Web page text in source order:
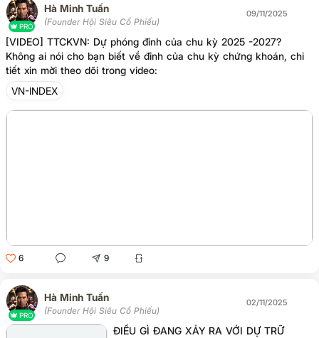
PRO
Hà Minh Tuấn
(Founder Hội Siêu Cổ Phiếu)
09/11/2025
[VIDEO] TTCKVN: Dự phóng đỉnh của chu kỳ 2025 -2027?
Không ai nói cho bạn biết về đỉnh của chu kỳ chứng khoán, chi
tiết xin mời theo dõi trong video:
VN-INDEX
6 9
PRO
Hà Minh Tuấn
(Founder Hội Siêu Cổ Phiếu)
02/11/2025
ĐIỀU GÌ ĐANG XẢY RA VỚI DỰ TRỮ